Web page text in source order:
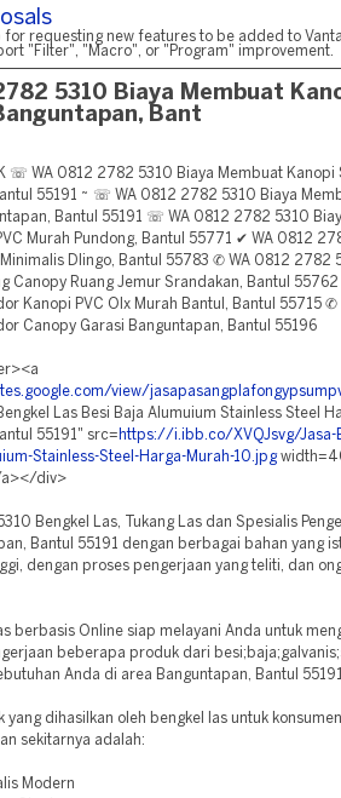
for requesting new features to be added to
"Filter", "Macro", or "Program" improvement.
5310 Biaya Membuat
Bant
☏ WA 0812 2782 5310 Biaya Membuat Kanopi
55191 ~ ☏ WA 0812 2782 5310 Biaya
Bantul 55191 ☏ WA 0812 2782 5310
Murah Pundong, Bantul 55771 ✔ WA 0812
Dlingo, Bantul 55783 ✆ WA 0812 2782
Canopy Ruang Jemur Srandakan, Bantul
Kanopi PVC Olx Murah Bantul, Bantul 55715 ✆
Canopy Garasi Banguntapan, Bantul 55196
view/
Las Besi Baja Alumuium Stainless Steel
55191" src= https://i.ibb.co/XVQJsvg/Jasa-
Stainless-Steel-Harga-Murah-10.jpg
div>
Bengkel Las, Tukang Las dan Spesialis
Bantul 55191 dengan berbagai bahan yang
dengan proses pengerjaan yang teliti, dan
berbasis Online siap melayani Anda untuk
beberapa produk dari
Anda di area Banguntapan, Bantul
yang dihasilkan oleh bengkel las untuk
sekitarnya adalah:
Modern